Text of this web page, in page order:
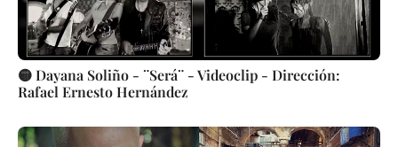
🟡 Dayana Soliño - ¨Será¨ - Videoclip - Dirección:
Rafael Ernesto Hernández